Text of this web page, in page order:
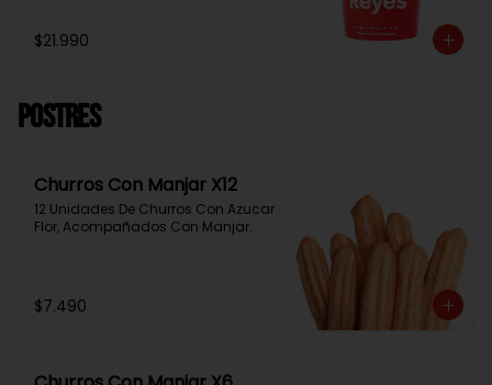
$21.990
Postres
Churros Con Manjar X12
12 Unidades De Churros Con Azucar
Flor, Acompañados Con Manjar.
$7.490